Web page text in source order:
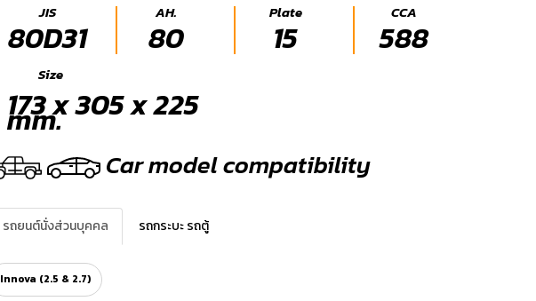
JIS
80D31
AH.
80
Plate
15
CCA
588
Size
173 x 305 x 225
mm.
Car model compatibility
รถยนต์นั่งส่วนบุคคล รถกระบะ รถตู้
Innova (2.5 & 2.7)